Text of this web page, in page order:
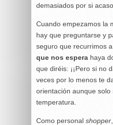
demasiados por si acaso.
Cuando empezamos la
hay que preguntarse y
seguro que recurrimos
que nos espera haya
que diréis: ¡¡Pero si no
veces por lo menos te
orientación aunque solo
temperatura.
Como personal shopper